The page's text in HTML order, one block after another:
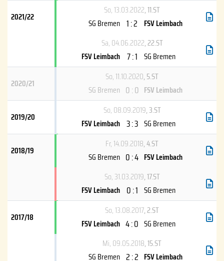
2021/22
So, 13.03.2022, 11.ST
SG Bremen 1 : 2 FSV Leimbach
Sa, 04.06.2022, 22.ST
FSV Leimbach 7 : 1 SG Bremen
2020/21
So, 11.10.2020, 5.ST
SG Bremen 0 : 0 FSV Leimbach
2019/20
So, 08.09.2019, 3.ST
FSV Leimbach 3 : 3 SG Bremen
2018/19
Fr, 14.09.2018, 4.ST
SG Bremen 0 : 4 FSV Leimbach
So, 31.03.2019, 17.ST
FSV Leimbach 0 : 1 SG Bremen
2017/18
So, 13.08.2017, 2.ST
FSV Leimbach 4 : 0 SG Bremen
Mi, 09.05.2018, 15.ST
SG Bremen 2 : 2 FSV Leimbach